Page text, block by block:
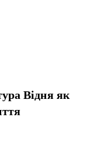
Відня як